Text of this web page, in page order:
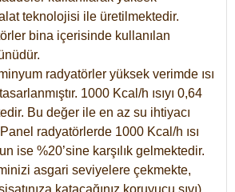
teknolojisi ile üretilmektedir.
bina içerisinde kullanılan
radyatörler yüksek verimde ısı
1000 Kcal/h ısıyı 0,64
Bu değer ile en az su ihtiyacı
radyatörlerde 1000 Kcal/h ısı
ise %20’sine karşılık gelmektedir.
asgari seviyelere çekmekte,
katacağınız koruyucu sıvı)